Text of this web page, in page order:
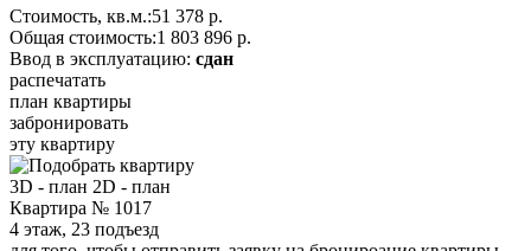
Стоимость, кв.м.:51 378 р.
Общая стоимость:1 803 896 р.
Ввод в эксплуатацию: сдан
распечатать
план квартиры
забронировать
эту квартиру
3D - план 2D - план
Квартира № 1017
4 этаж, 23 подъезд